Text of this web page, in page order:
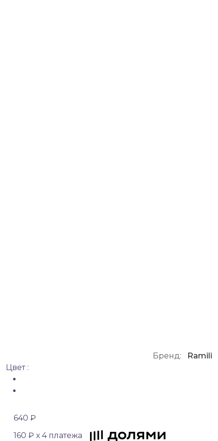
Бренд:
Ramili
Цвет :
640 ₽
160 ₽ х 4 платежа